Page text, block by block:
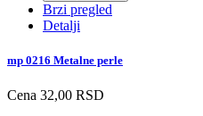
Brzi pregled
Detalji
mp 0216 Metalne perle
Cena 32,00 RSD